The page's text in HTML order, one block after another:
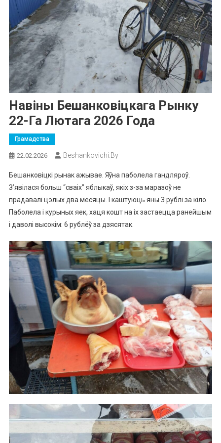
Навіны Бешанковіцкага Рынку
22-Га Лютага 2026 Года
Грамадства
22.02.2026 Beshankovichi.by
Бешанковіцкі рынак ажывае. Яўна паболела гандляроў.
З’явілася больш “сваіх” яблыкаў, якіх з-за маразоў не
прадавалі цэлых два месяцы. І каштуюць яны 3 рублі за кіло.
Паболела і курыных яек, хаця кошт на іх застаецца ранейшым
і даволі высокім: 6 рублёў за дзясятак.